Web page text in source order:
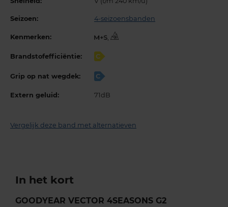
Seizoen: 4-seizoensbanden
Kenmerken: ,
Brandstofefficiëntie: C
Grip op nat wegdek: C
Extern geluid: 71dB
Vergelijk deze band met alternatieven
In het kort
GOODYEAR VECTOR 4SEASONS G2